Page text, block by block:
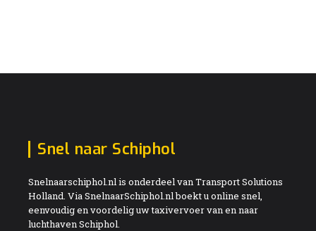
Snel naar Schiphol
Snelnaarschiphol.nl is onderdeel van Transport Solutions
Holland. Via SnelnaarSchiphol.nl boekt u online snel,
eenvoudig en voordelig uw taxivervoer van en naar
luchthaven Schiphol.